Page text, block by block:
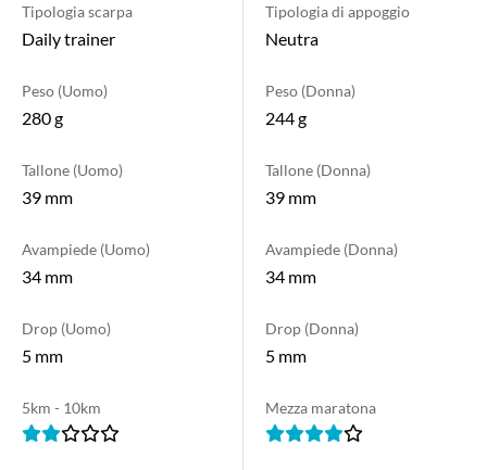
maratona e delle ultramaratone.
Tipologia scarpa
Daily trainer
Tipologia di appoggio
Neutra
Peso (Uomo)
280 g
Peso (Donna)
244 g
Tallone (Uomo)
39 mm
Tallone (Donna)
39 mm
Avampiede (Uomo)
34 mm
Avampiede (Donna)
34 mm
Drop (Uomo)
5 mm
Drop (Donna)
5 mm
5km - 10km Mezza maratona